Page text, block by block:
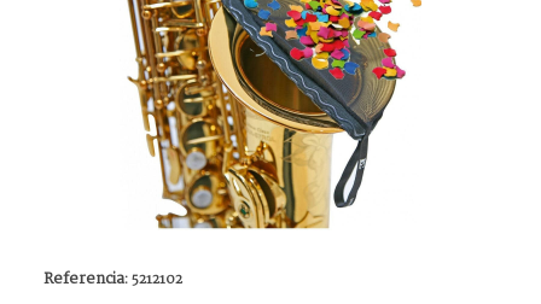
Referencia:5212102